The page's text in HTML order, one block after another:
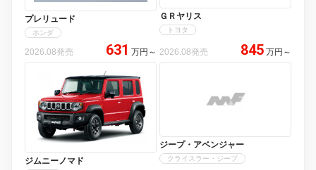
プレリュード
ホンダ
2026.08発売 631 万円 ～
ＧＲヤリス
トヨタ
2026.08発売 845 万円 ～
ジムニーノマド
ジープ・アベンジャー
クライスラー・ジープ